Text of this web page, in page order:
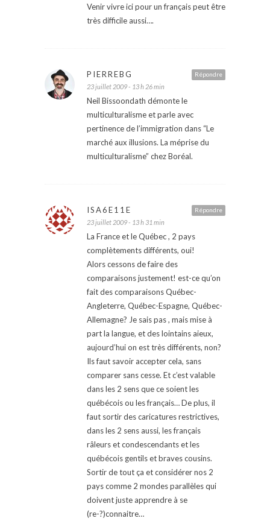
Venir vivre ici pour un français peut être
très difficile aussi….
Répondre
PIERREBG
23 juillet 2009 - 13 h 26 min
Neil Bissoondath démonte le
multiculturalisme et parle avec
pertinence de l’immigration dans “Le
marché aux illusions. La méprise du
multiculturalisme” chez Boréal.
Répondre
ISA6E11E
23 juillet 2009 - 13 h 31 min
La France et le Québec , 2 pays
complètements différents, oui!
Alors cessons de faire des
comparaisons justement! est-ce qu’on
fait des comparaisons Québec-
Angleterre, Québec-Espagne, Québec-
Allemagne? Je sais pas , mais mise à
part la langue, et des lointains aieux,
aujourd’hui on est très différents, non?
Ils faut savoir accepter cela, sans
comparer sans cesse. Et c’est valable
dans les 2 sens que ce soient les
québécois ou les français… De plus, il
faut sortir des caricatures restrictives,
dans les 2 sens aussi, les français
râleurs et condescendants et les
québécois gentils et braves cousins.
Sortir de tout ça et considérer nos 2
pays comme 2 mondes parallèles qui
doivent juste apprendre à se
(re-?)connaitre…